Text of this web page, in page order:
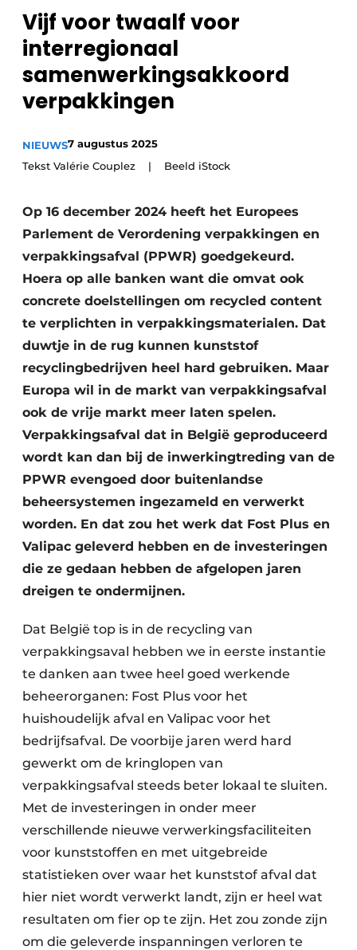
Vacatures
Video’s
Safety First
Kranen
Detectieapparatuur
Stofbeheersing
Uitrustingsstukken
Shredders
Transportbanden
Zeven & Brekers
Bedrijfsafval
Bouw & Sloopafval
Elektronisch Afval
Glasrecyclage
Houtafval
Kunststofafval
Medisch afval
Metaalrecyclage
Papierafval
Vijf voor twaalf voor
interregionaal
samenwerkingsakkoord
verpakkingen
NIEUWS7 augustus 2025
Tekst Valérie Couplez | Beeld iStock
Op 16 december 2024 heeft het Europees
Parlement de Verordening verpakkingen en
verpakkingsafval (PPWR) goedgekeurd.
Hoera op alle banken want die omvat ook
concrete doelstellingen om recycled content
te verplichten in verpakkingsmaterialen. Dat
duwtje in de rug kunnen kunststof
recyclingbedrijven heel hard gebruiken. Maar
Europa wil in de markt van verpakkingsafval
ook de vrije markt meer laten spelen.
Verpakkingsafval dat in België geproduceerd
wordt kan dan bij de inwerkingtreding van de
PPWR evengoed door buitenlandse
beheersystemen ingezameld en verwerkt
worden. En dat zou het werk dat Fost Plus en
Valipac geleverd hebben en de investeringen
die ze gedaan hebben de afgelopen jaren
dreigen te ondermijnen.
Dat België top is in de recycling van
verpakkingsaval hebben we in eerste instantie
te danken aan twee heel goed werkende
beheerorganen: Fost Plus voor het
huishoudelijk afval en Valipac voor het
bedrijfsafval. De voorbije jaren werd hard
gewerkt om de kringlopen van
verpakkingsafval steeds beter lokaal te sluiten.
Met de investeringen in onder meer
verschillende nieuwe verwerkingsfaciliteiten
voor kunststoffen en met uitgebreide
statistieken over waar het kunststof afval dat
hier niet wordt verwerkt landt, zijn er heel wat
resultaten om fier op te zijn. Het zou zonde zijn
om die geleverde inspanningen verloren te